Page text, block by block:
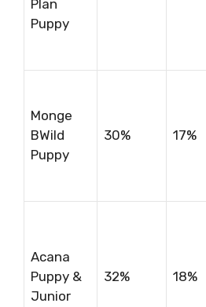
Plan
Puppy
Monge
BWild
Puppy
30% 17%
Acana
Puppy &
Junior
32% 18%